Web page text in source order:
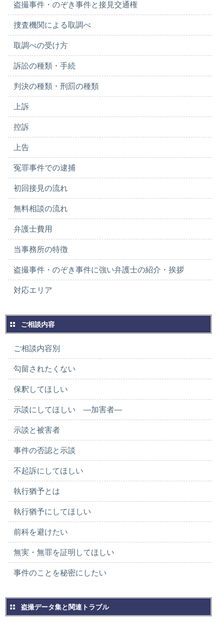
盗撮事件・のぞき事件と接見交通権
捜査機関による取調べ
取調べの受け方
訴訟の種類・手続
判決の種類・刑罰の種類
上訴
控訴
上告
冤罪事件での逮捕
初回接見の流れ
無料相談の流れ
弁護士費用
当事務所の特徴
盗撮事件・のぞき事件に強い弁護士の紹介・挨拶
対応エリア
ご相談内容
ご相談内容別
勾留されたくない
保釈してほしい
示談にしてほしい ―加害者―
示談と被害者
事件の否認と示談
不起訴にしてほしい
執行猶予とは
執行猶予にしてほしい
前科を避けたい
無実・無罪を証明してほしい
事件のことを秘密にしたい
盗撮データ集と関連トラブル